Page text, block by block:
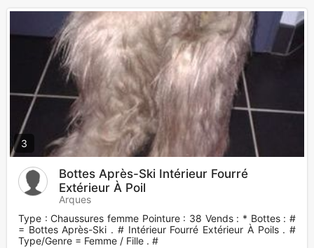
3
Bottes Après-Ski Intérieur Fourré
Extérieur À Poil
Arques
Type : Chaussures femme Pointure : 38 Vends : * Bottes : #
= Bottes Après-Ski . # Intérieur Fourré Extérieur À Poils . #
Type/Genre = Femme / Fille . #